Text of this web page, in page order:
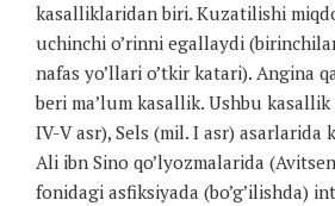
kasalliklaridan biri. Kuzatilishi
uchinchi o’rinni egallaydi
nafas yo’llari o’tkir katari). Angina
beri ma’lum kasallik. Ushbu
IV-V asr), Sels (mil. I asr) asarlarida
Ali ibn Sino qo’lyozmalarida
fonidagi asfiksiyada (bo’g’ilishda)